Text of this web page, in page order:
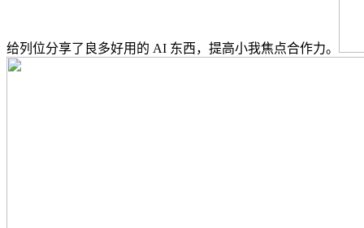
给列位分享了良多好用的 AI 东西，提高小我焦点合作力。